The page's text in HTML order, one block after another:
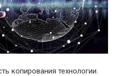
копирования технологии.